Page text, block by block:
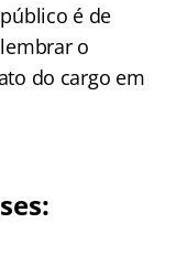
é de
o
do cargo em